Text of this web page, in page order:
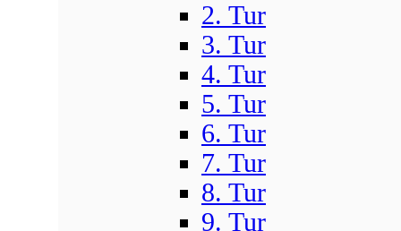
2. Tur
3. Tur
4. Tur
5. Tur
6. Tur
7. Tur
8. Tur
9. Tur